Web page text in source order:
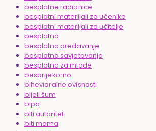
besplatne radionice
besplatni materijali za učenike
besplatni materijali za učitelje
besplatno
besplatno predavanje
besplatno savjetovanje
besplatno za mlade
besprijekorno
bihevioralne ovisnosti
bijeli šum
bipa
biti autoritet
biti mama